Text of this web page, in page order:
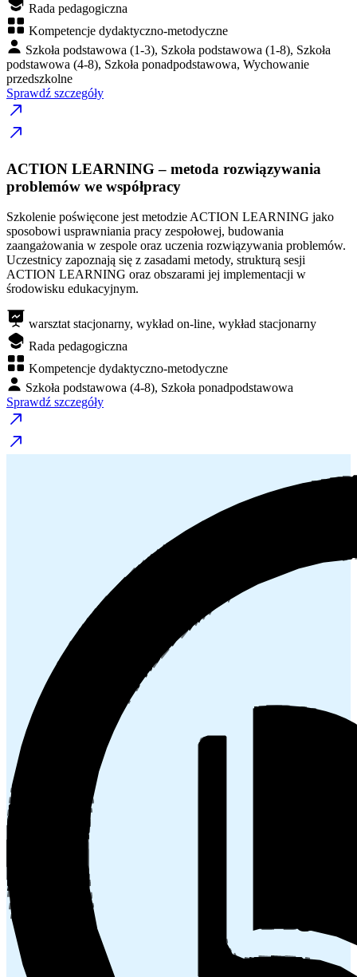
Rada pedagogiczna
Kompetencje dydaktyczno-metodyczne
Szkoła podstawowa (1-3), Szkoła podstawowa (1-8), Szkoła
podstawowa (4-8), Szkoła ponadpodstawowa, Wychowanie
przedszkolne
Sprawdź szczegóły
ACTION LEARNING – metoda rozwiązywania
problemów we współpracy
Szkolenie poświęcone jest metodzie ACTION LEARNING jako
sposobowi usprawniania pracy zespołowej, budowania
zaangażowania w zespole oraz uczenia rozwiązywania problemów.
Uczestnicy zapoznają się z zasadami metody, strukturą sesji
ACTION LEARNING oraz obszarami jej implementacji w
środowisku edukacyjnym.
warsztat stacjonarny, wykład on-line, wykład stacjonarny
Rada pedagogiczna
Kompetencje dydaktyczno-metodyczne
Szkoła podstawowa (4-8), Szkoła ponadpodstawowa
Sprawdź szczegóły